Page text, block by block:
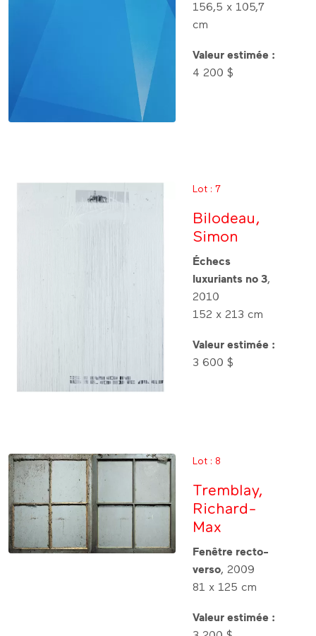
156,5 x 105,7
cm
Valeur estimée :
4 200 $
Lot : 7
Bilodeau,
Simon
Échecs
luxuriants no 3,
2010
152 x 213 cm
Valeur estimée :
3 600 $
Lot : 8
Tremblay,
Richard-
Max
Fenêtre recto-
verso, 2009
81 x 125 cm
Valeur estimée :